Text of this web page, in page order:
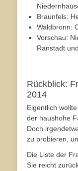
Braunfels:
Waldbronn:
Vorschau:
Ranstadt
Rückblick:
2014
Eigentlich
der haushohe
Doch
zu probieren,
Die Liste der
Sie reicht